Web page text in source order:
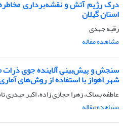
درک رژیم آتش و نقشه‌برداری
استان گیلان
رقیه جهدی
مشاهده مقاله
شهر اهواز با استفاده از روش‌های
عاطفه بساک، زهرا حجازی زاده، اکبر حیدری
مشاهده مقاله